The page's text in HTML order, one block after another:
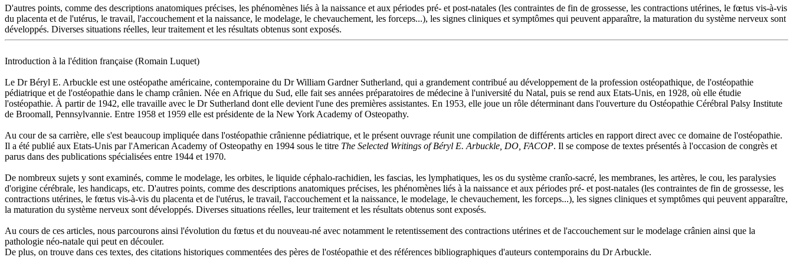
D'autres points, comme des descriptions anatomiques précises, les phénomènes liés à la naissance et aux périodes pré- et post-natales (les contraintes de fin de grossesse, les contractions utérines, le fœtus vis-à-vis
du placenta et de l'utérus, le travail, l'accouchement et la naissance, le modelage, le chevauchement, les forceps...), les signes cliniques et symptômes qui peuvent apparaître, la maturation du système nerveux sont
développés. Diverses situations réelles, leur traitement et les résultats obtenus sont exposés.
Introduction à la l'édition française (Romain Luquet)
Le Dr Béryl E. Arbuckle est une ostéopathe américaine, contemporaine du Dr William Gardner Sutherland, qui a grandement contribué au développement de la profession ostéopathique, de l'ostéopathie
pédiatrique et de l'ostéopathie dans le champ crânien. Née en Afrique du Sud, elle fait ses années préparatoires de médecine à l'université du Natal, puis se rend aux Etats-Unis, en 1928, où elle étudie
l'ostéopathie. À partir de 1942, elle travaille avec le Dr Sutherland dont elle devient l'une des premières assistantes. En 1953, elle joue un rôle déterminant dans l'ouverture du Ostéopathie Cérébral Palsy Institute
de Broomall, Pennsylvannie. Entre 1958 et 1959 elle est présidente de la New York Academy of Osteopathy.
Au cour de sa carrière, elle s'est beaucoup impliquée dans l'ostéopathie crânienne pédiatrique, et le présent ouvrage réunit une compilation de différents articles en rapport direct avec ce domaine de l'ostéopathie.
Il a été publié aux Etats-Unis par l'American Academy of Osteopathy en 1994 sous le titre The Selected Writings of Béryl E. Arbuckle, DO, FACOP. Il se compose de textes présentés à l'occasion de congrès et
parus dans des publications spécialisées entre 1944 et 1970.
De nombreux sujets y sont examinés, comme le modelage, les orbites, le liquide céphalo-rachidien, les fascias, les lymphatiques, les os du système cranîo-sacré, les membranes, les artères, le cou, les paralysies
d'origine cérébrale, les handicaps, etc. D'autres points, comme des descriptions anatomiques précises, les phénomènes liés à la naissance et aux périodes pré- et post-natales (les contraintes de fin de grossesse, les
contractions utérines, le fœtus vis-à-vis du placenta et de l'utérus, le travail, l'accouchement et la naissance, le modelage, le chevauchement, les forceps...), les signes cliniques et symptômes qui peuvent apparaître,
la maturation du système nerveux sont développés. Diverses situations réelles, leur traitement et les résultats obtenus sont exposés.
Au cours de ces articles, nous parcourons ainsi l'évolution du fœtus et du nouveau-né avec notamment le retentissement des contractions utérines et de l'accouchement sur le modelage crânien ainsi que la
pathologie néo-natale qui peut en découler.
De plus, on trouve dans ces textes, des citations historiques commentées des pères de l'ostéopathie et des références bibliographiques d'auteurs contemporains du Dr Arbuckle.